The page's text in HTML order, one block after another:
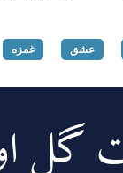
عشق غمزه